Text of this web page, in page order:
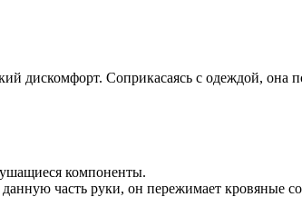
дискомфорт. Соприкасаясь с одеждой,
компоненты.
часть руки, он пережимает кровяные